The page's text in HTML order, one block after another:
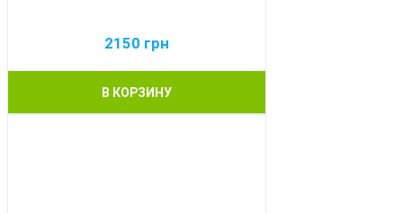
2150 грн
В КОРЗИНУ